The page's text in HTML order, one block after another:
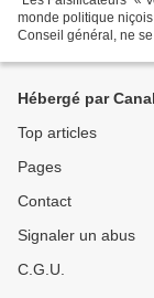
monde politique
Conseil général, ne
Hébergé par
Top articles
Pages
Contact
Signaler un abus
C.G.U.